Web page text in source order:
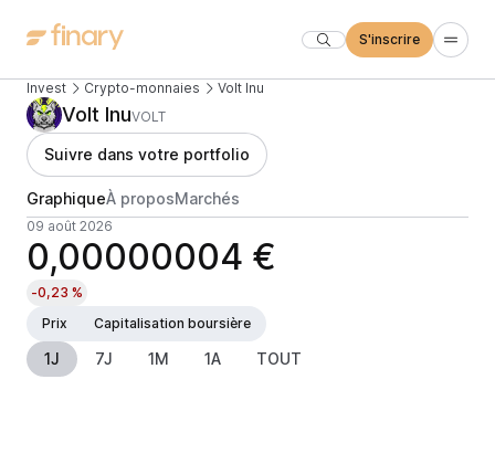
S'inscrire
Invest Crypto-monnaies Volt Inu
Volt InuVOLT
Suivre dans votre portfolio
GraphiqueÀ proposMarchés
09 août 2026
0,00000004 €
-0,23 %
Prix
Capitalisation boursière
1J 7J 1M 1A TOUT